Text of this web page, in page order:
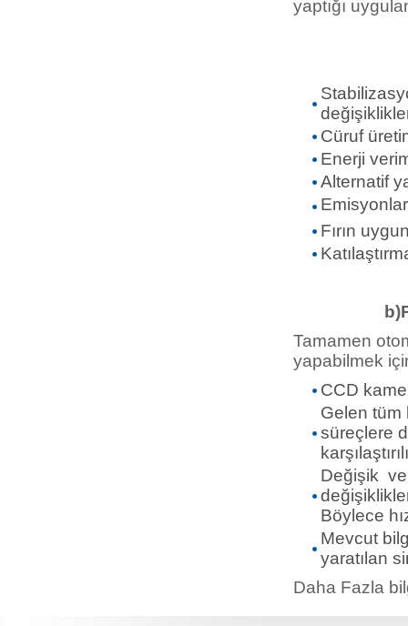
yaptığı
Cüruf
Enerji
Alternatif
Fırın
Tamamen
yapabilmek
CCD
Gelen tüm
süreçlere
Değişik
Böylece
Mevcut
yaratılan
Daha Fazla